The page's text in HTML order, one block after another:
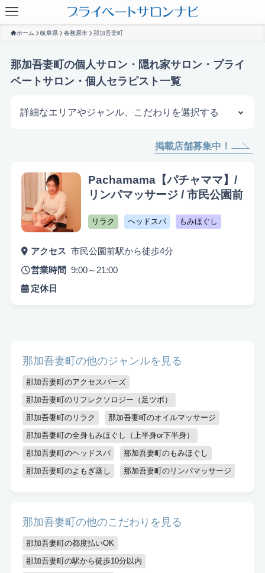
ホーム 岐阜県 各務原市 那加吾妻町
那加吾妻町の個人サロン・隠れ家サロン・プライ
ベートサロン・個人セラピスト一覧
詳細なエリアやジャンル、こだわりを選択する
悩み検索
こだわり検索
当日受付OK 都度払いOK 駅から徒歩10分以内
掲載店舗募集中！
Pachamama【パチャママ】/
リンパマッサージ / 市民公園前
リラク ヘッドスパ もみほぐし
アクセス 市民公園前駅から徒歩4分
営業時間
9:00～21:00
定休日
那加吾妻町の他のジャンルを見る
那加吾妻町のアクセスバーズ
那加吾妻町のリフレクソロジー（足ツボ）
那加吾妻町のリラク
那加吾妻町のオイルマッサージ
那加吾妻町の全身もみほぐし（上半身or下半身）
那加吾妻町のヘッドスパ
那加吾妻町のもみほぐし
那加吾妻町のよもぎ蒸し
那加吾妻町のリンパマッサージ
那加吾妻町の他のこだわりを見る
那加吾妻町の都度払いOK
那加吾妻町の駅から徒歩10分以内